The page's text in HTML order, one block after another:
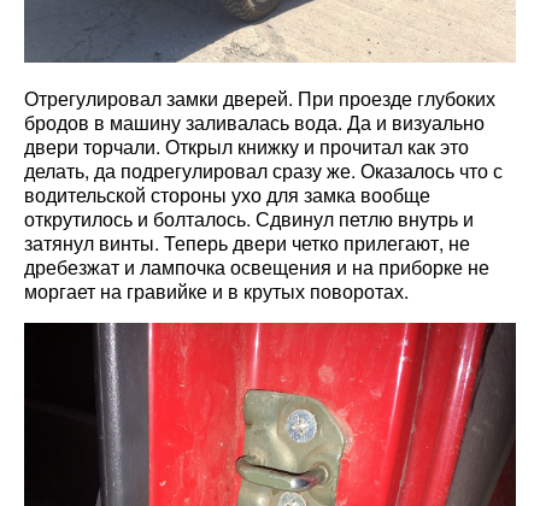
Отрегулировал замки дверей. При проезде глубоких
бродов в машину заливалась вода. Да и визуально
двери торчали. Открыл книжку и прочитал как это
делать, да подрегулировал сразу же. Оказалось что с
водительской стороны ухо для замка вообще
открутилось и болталось. Сдвинул петлю внутрь и
затянул винты. Теперь двери четко прилегают, не
дребезжат и лампочка освещения и на приборке не
моргает на гравийке и в крутых поворотах.